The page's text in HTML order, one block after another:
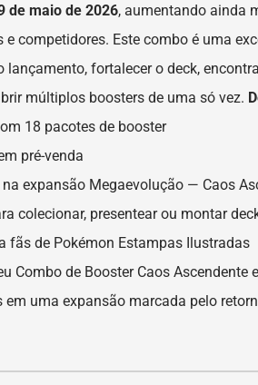
de maio de 2026, aumentando ainda
e competidores. Este combo é uma
lançamento, fortalecer o deck,
múltiplos boosters de uma só vez.
18 pacotes de booster
pré-venda
na expansão Megaevolução — Caos
colecionar, presentear ou montar
fãs de Pokémon Estampas Ilustradas
Combo de Booster Caos Ascendente
em uma expansão marcada pelo